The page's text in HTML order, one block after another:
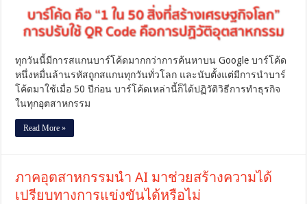
เศรษฐกิจ
โลก”
การ
ใช้
QR
Code
คือ
การ
ทุกวันนี้มีการสแกนบาร์โค้ดมากกว่าการค้นหาบน Google บาร์โค้ด
หนึ่งหมื่นล้านรหัสถูกสแกนทุกวันทั่วโลก และนับตั้งแต่มีการนำบาร์
โค้ดมาใช้เมื่อ 50 ปีก่อน บาร์โค้ดเหล่านี้ก็ได้ปฏิวัติวิธีการทำธุรกิจ
ในทุกอุตสาหกรรม
Read More »
ภาคอุตสาหกรรมนำ AI มาช่วยสร้างความได้
เปรียบทางการแข่งขันได้หรือไม่